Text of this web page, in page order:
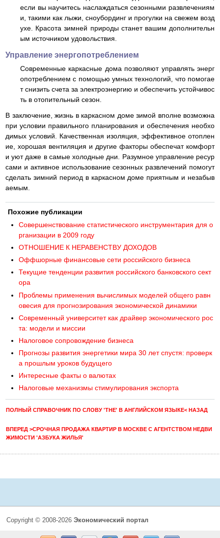
если вы научитесь наслаждаться сезонными развлечениям
и, такими как лыжи, сноубординг и прогулки на свежем возд
ухе. Красота зимней природы станет вашим дополнительн
ым источником удовольствия.
Управление энергопотреблением
Современные каркасные дома позволяют управлять энерг
опотреблением с помощью умных технологий, что помогае
т снизить счета за электроэнергию и обеспечить устойчивос
ть в отопительный сезон.
В заключение, жизнь в каркасном доме зимой вполне возможна
при условии правильного планирования и обеспечения необхо
димых условий. Качественная изоляция, эффективное отоплен
ие, хорошая вентиляция и другие факторы обеспечат комфорт
и уют даже в самые холодные дни. Разумное управление ресур
сами и активное использование сезонных развлечений помогут
сделать зимний период в каркасном доме приятным и незабыв
аемым.
Похожие публикации
Совершенствование статистического инструментария для о
рганизации в 2009 году
ОТНОШЕНИЕ К НЕРАВЕНСТВУ ДОХОДОВ
Оффшорные финансовые сети российского бизнеса
Текущие тенденции развития российского банковского сект
ора
Проблемы применения вычислимых моделей общего равн
овесия для прогнозирования экономической динамики
Современный университет как драйвер экономического рос
та: модели и миссии
Налоговое сопровождение бизнеса
Прогнозы развития энергетики мира 30 лет спустя: проверк
а прошлым уроков будущего
Интересные факты о валютах
Налоговые механизмы стимулирования экспорта
ПОЛНЫЙ СПРАВОЧНИК ПО СЛОВУ 'THE' В АНГЛИЙСКОМ ЯЗЫКЕ< НАЗАД
ВПЕРЕД >СРОЧНАЯ ПРОДАЖА КВАРТИР В МОСКВЕ С АГЕНТСТВОМ НЕДВИ
ЖИМОСТИ 'АЗБУКА ЖИЛЬЯ'
Copyright © 2008-2026 Экономический портал